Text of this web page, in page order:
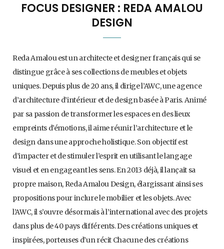
FOCUS DESIGNER : REDA AMALOU
DESIGN
Reda Amalou est un architecte et designer français qui se
distingue grâce à ses collections de meubles et objets
uniques. Depuis plus de 20 ans, il dirige l’AWC, une agence
d’architecture d’intérieur et de design basée à Paris. Animé
par sa passion de transformer les espaces en des lieux
empreints d’émotions, il aime réunir l’architecture et le
design dans une approche holistique. Son objectif est
d’impacter et de stimuler l’esprit en utilisant le langage
visuel et en engageant les sens. En 2013 déjà, il lançait sa
propre maison, Reda Amalou Design, élargissant ainsi ses
propositions pour inclure le mobilier et les objets. Avec
l’AWC, il s’ouvre désormais à l’international avec des projets
dans plus de 40 pays différents. Des créations uniques et
inspirées, porteuses d’un récit Chacune des créations